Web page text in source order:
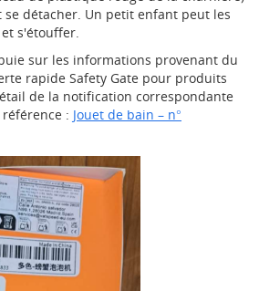
détacher. Un petit enfant peut les
s'étouffer.
sur les informations provenant du
rapide Safety Gate pour produits
de la notification correspondante
: Jouet de bain – n°